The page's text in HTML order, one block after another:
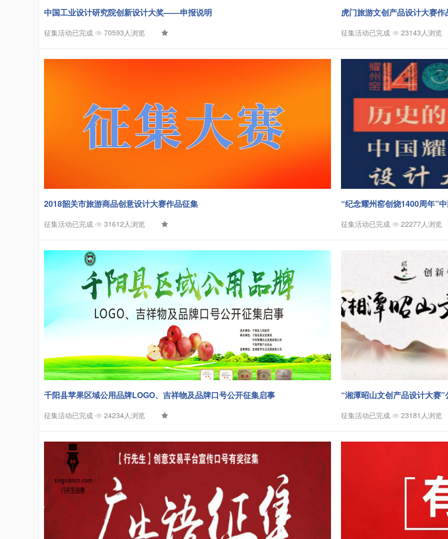
中国工业设计研究院创新设计大奖——申报说明
征集活动已完成 70593人浏览
虎门旅游文创产品设计大赛作
征集活动已完成 23143人浏览
2018韶关市旅游商品创意设计大赛作品征集
征集活动已完成 31612人浏览
“纪念耀州窑创烧1400周年”
征集活动已完成 22277人浏览
千阳县苹果区域公用品牌LOGO、吉祥物及品牌口号公开征集启事
征集活动已完成 24234人浏览
“湘潭昭山文创产品设计大赛”
征集活动已完成 23181人浏览